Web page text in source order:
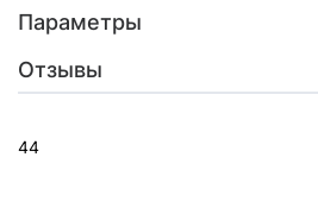
Параметры
Отзывы
44